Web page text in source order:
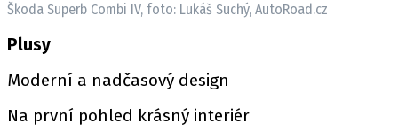
Škoda Superb Combi IV, foto: Lukáš Suchý, AutoRoad.cz
Plusy
Moderní a nadčasový design
Na první pohled krásný interiér